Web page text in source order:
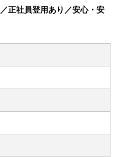
正社員登用あり／安心・安